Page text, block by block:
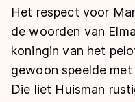
Langebaan
Shorttrack
Inlineskaten
Uitslagen
Langebaan
Shorttrack
Marathon
Tijden &
Ranglijsten Langebaan
Het respect voor
de woorden van
koningin van het
gewoon speelde
Die liet Huisman